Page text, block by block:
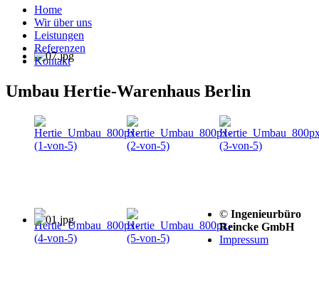
Home
Wir über uns
Leistungen
Referenzen
Kontakt
Umbau Hertie-Warenhaus Berlin
© Ingenieurbüro
Reincke GmbH
Impressum